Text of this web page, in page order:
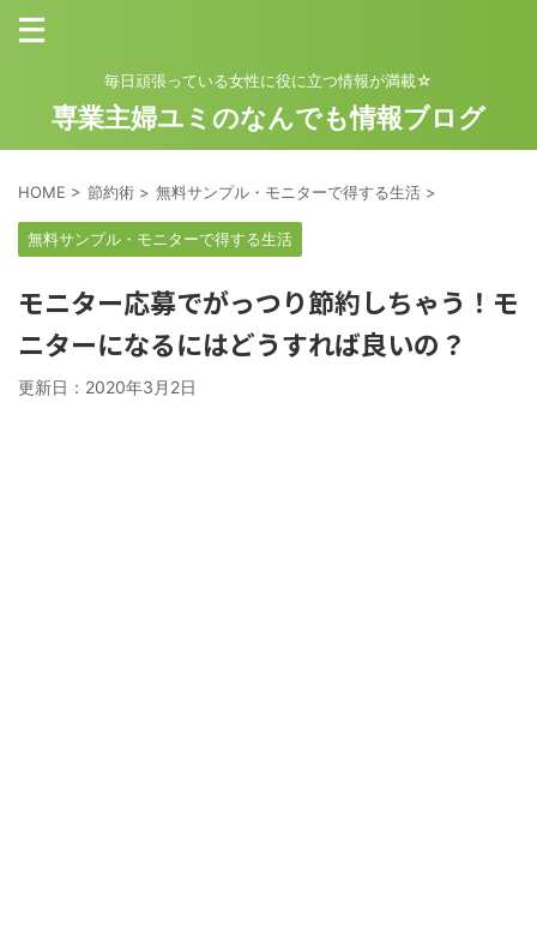
毎日頑張っている女性に役に立つ情報が満載☆
専業主婦ユミのなんでも情報ブログ
HOME > 節約術 > 無料サンプル・モニターで得する生活 >
無料サンプル・モニターで得する生活
モニター応募でがっつり節約しちゃう！モ
ニターになるにはどうすれば良いの？
更新日： 2020年3月2日